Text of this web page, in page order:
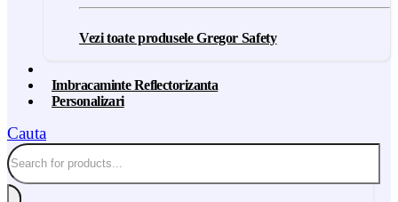
Vezi toate produsele Gregor Safety
Imbracaminte Reflectorizanta
Personalizari
Cauta